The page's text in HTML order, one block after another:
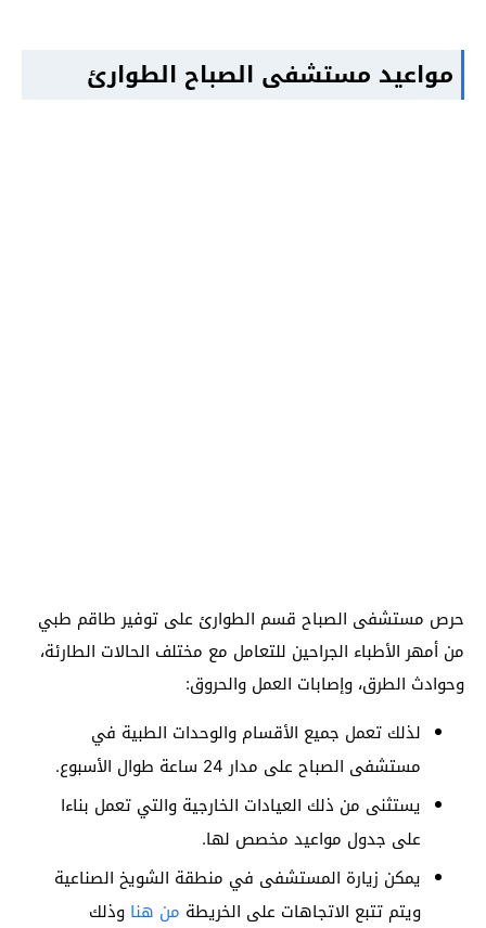
مواعيد مستشفى الصباح الطوارئ
حرص مستشفى الصباح قسم الطوارئ على توفير طاقم طبي
من أمهر الأطباء الجراحين للتعامل مع مختلف الحالات الطارئة،
وحوادث الطرق، وإصابات العمل والحروق:
لذلك تعمل جميع الأقسام والوحدات الطبية في
مستشفى الصباح على مدار 24 ساعة طوال الأسبوع.
يستثنى من ذلك العيادات الخارجية والتي تعمل بناءا
على جدول مواعيد مخصص لها.
يمكن زيارة المستشفى في منطقة الشويخ الصناعية
ويتم تتبع الاتجاهات على الخريطة من هنا وذلك